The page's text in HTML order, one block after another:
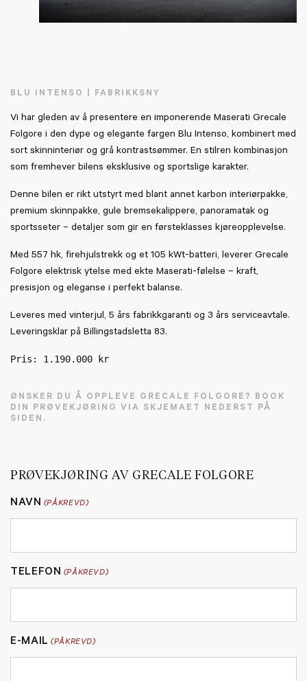
BLU INTENSO | FABRIKKSNY
Vi har gleden av å presentere en imponerende Maserati Grecale
Folgore i den dype og elegante fargen Blu Intenso, kombinert med
sort skinninteriør og grå kontrastsømmer. En stilren kombinasjon
som fremhever bilens eksklusive og sportslige karakter.
Denne bilen er rikt utstyrt med blant annet karbon interiørpakke,
premium skinnpakke, gule bremsekalippere, panoramatak og
sportsseter – detaljer som gir en førsteklasses kjøreopplevelse.
Med 557 hk, firehjulstrekk og et 105 kWt-batteri, leverer Grecale
Folgore elektrisk ytelse med ekte Maserati-følelse – kraft,
presisjon og eleganse i perfekt balanse.
Leveres med vinterjul, 5 års fabrikkgaranti og 3 års serviceavtale.
Leveringsklar på Billingstadsletta 83.
Pris: 1.190.000 kr
ØNSKER DU Å OPPLEVE GRECALE FOLGORE? BOOK
DIN PRØVEKJØRING VIA SKJEMAET NEDERST PÅ
SIDEN.
PRØVEKJØRING AV GRECALE FOLGORE
NAVN (PÅKREVD)
TELEFON (PÅKREVD)
E-MAIL (PÅKREVD)